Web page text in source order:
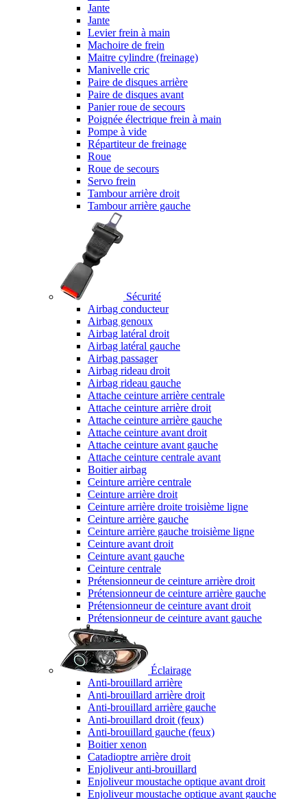
Jante
Jante
Levier frein à main
Machoire de frein
Maitre cylindre (freinage)
Manivelle cric
Paire de disques arrière
Paire de disques avant
Panier roue de secours
Poignée électrique frein à main
Pompe à vide
Répartiteur de freinage
Roue
Roue de secours
Servo frein
Tambour arrière droit
Tambour arrière gauche
Sécurité
Airbag conducteur
Airbag genoux
Airbag latéral droit
Airbag latéral gauche
Airbag passager
Airbag rideau droit
Airbag rideau gauche
Attache ceinture arrière centrale
Attache ceinture arrière droit
Attache ceinture arrière gauche
Attache ceinture avant droit
Attache ceinture avant gauche
Attache ceinture centrale avant
Boitier airbag
Ceinture arrière centrale
Ceinture arrière droit
Ceinture arrière droite troisième ligne
Ceinture arrière gauche
Ceinture arrière gauche troisième ligne
Ceinture avant droit
Ceinture avant gauche
Ceinture centrale
Prétensionneur de ceinture arrière droit
Prétensionneur de ceinture arrière gauche
Prétensionneur de ceinture avant droit
Prétensionneur de ceinture avant gauche
Éclairage
Anti-brouillard arrière
Anti-brouillard arrière droit
Anti-brouillard arrière gauche
Anti-brouillard droit (feux)
Anti-brouillard gauche (feux)
Boitier xenon
Catadioptre arrière droit
Enjoliveur anti-brouillard
Enjoliveur moustache optique avant droit
Enjoliveur moustache optique avant gauche